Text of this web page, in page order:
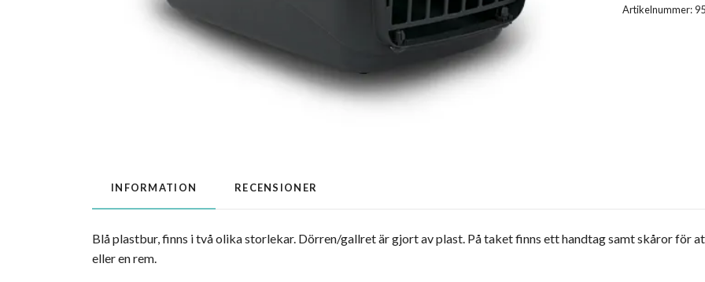
Artikelnummer:95
INFORMATION RECENSIONER
Blå plastbur, finns i två olika storlekar. Dörren/gallret är gjort av plast. På taket finns ett handtag samt skåror för
eller en rem.